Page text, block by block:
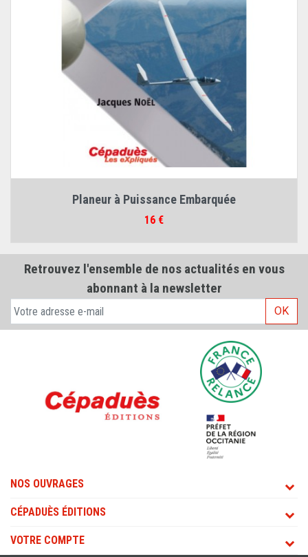
Planeur à Puissance Embarquée
Prix
16 €
Retrouvez l'ensemble de nos actualités en vous
abonnant à la newsletter
OK
NOS OUVRAGES
CÉPADUÈS ÉDITIONS
VOTRE COMPTE